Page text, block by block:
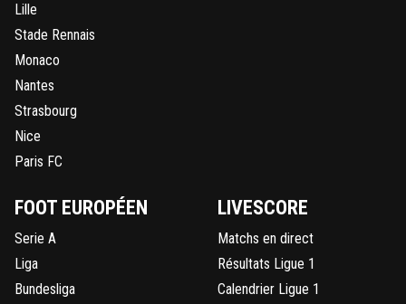
Lille
Stade Rennais
Monaco
Nantes
Strasbourg
Nice
Paris FC
FOOT EUROPÉEN
Serie A
Liga
Bundesliga
LIVESCORE
Matchs en direct
Résultats Ligue 1
Calendrier Ligue 1